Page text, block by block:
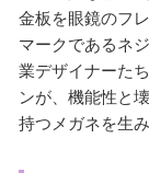
金板を眼鏡のフ
マークであるネ
業デザイナーた
ンが、機能性と
持つメガネを生